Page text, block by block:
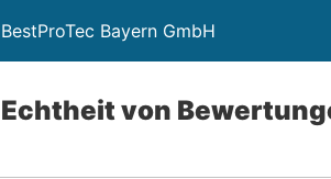
BestProTec Bayern GmbH
Echtheit von